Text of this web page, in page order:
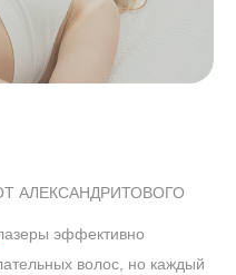
АЛЕКСАНДРИТОВОГО
эффективно
волос, но каждый